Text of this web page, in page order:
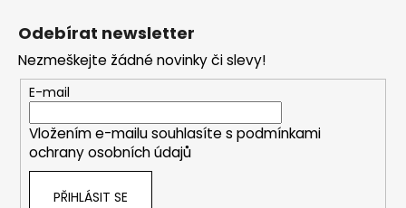
í
p
r
v
k
Odebírat newsletter
Nezmeškejte žádné novinky či slevy!
E-mail
Vložením e-mailu souhlasíte s podmínkami
ochrany osobních údajů
PŘIHLÁSIT SE